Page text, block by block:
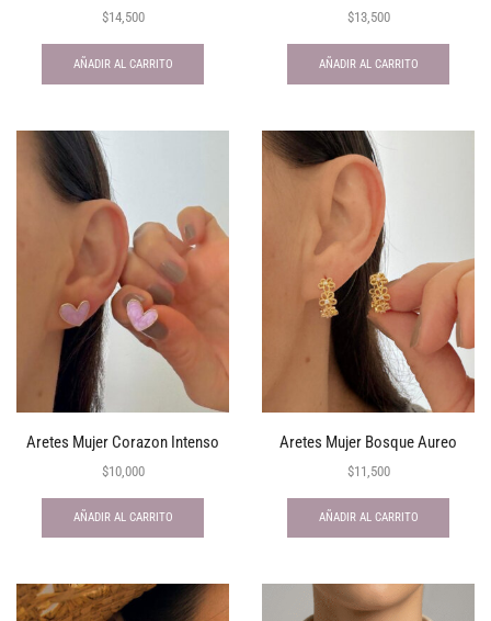
$14,500
AÑADIR AL CARRITO
$13,500
AÑADIR AL CARRITO
Aretes Mujer Corazon Intenso
$10,000
AÑADIR AL CARRITO
Aretes Mujer Bosque Aureo
$11,500
AÑADIR AL CARRITO